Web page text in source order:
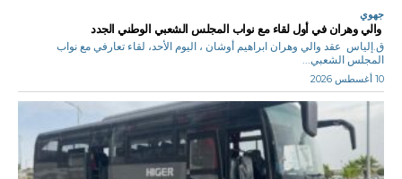
جهوي
والي وهران في أول لقاء مع نواب المجلس الشعبي الوطني الجدد
ق.إلياس عقد والي وهران ابراهيم أوشان ، اليوم الأحد، لقاء تعارفي مع نواب
المجلس الشعبي...
10 أغسطس 2026